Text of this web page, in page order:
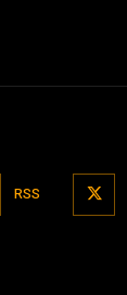
RSS